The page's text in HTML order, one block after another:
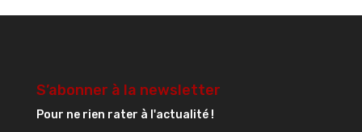
S’abonner à la newsletter
Pour ne rien rater à l'actualité !